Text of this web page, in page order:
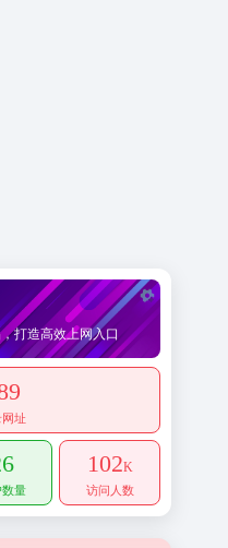
打造高效上网入口
址
数量
102K
访问人数